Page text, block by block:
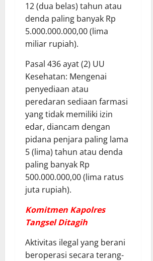
12 (dua belas) tahun atau
denda paling banyak Rp
5.000.000.000,00 (lima
miliar rupiah).
​Pasal 436 ayat (2) UU
Kesehatan: Mengenai
penyediaan atau
peredaran sediaan farmasi
yang tidak memiliki izin
edar, diancam dengan
pidana penjara paling lama
5 (lima) tahun atau denda
paling banyak Rp
500.000.000,00 (lima ratus
juta rupiah).
Komitmen Kapolres
Tangsel Ditagih
​Aktivitas ilegal yang berani
beroperasi secara terang-